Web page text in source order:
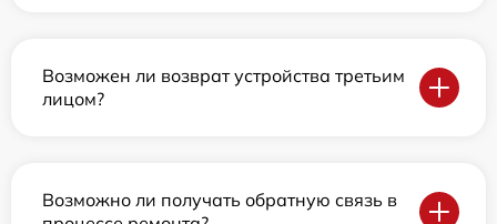
Возможен ли возврат устройства третьим
лицом?
Возможно ли получать обратную связь в